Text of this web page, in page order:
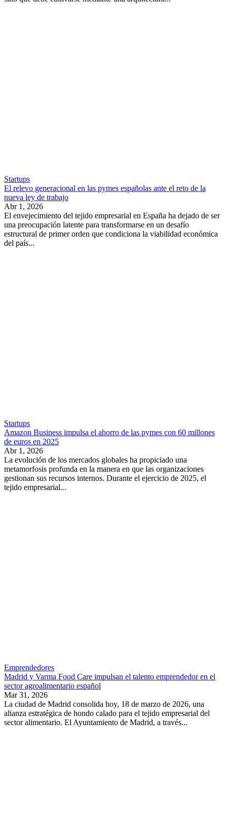
Startups
El relevo generacional en las pymes españolas ante el reto de la
nueva ley de trabajo
Abr 1, 2026
El envejecimiento del tejido empresarial en España ha dejado de ser
una preocupación latente para transformarse en un desafío
estructural de primer orden que condiciona la viabilidad económica
del país...
Startups
Amazon Business impulsa el ahorro de las pymes con 60 millones
de euros en 2025
Abr 1, 2026
La evolución de los mercados globales ha propiciado una
metamorfosis profunda en la manera en que las organizaciones
gestionan sus recursos internos. Durante el ejercicio de 2025, el
tejido empresarial...
Emprendedores
Madrid y Varma Food Care impulsan el talento emprendedor en el
sector agroalimentario español
Mar 31, 2026
La ciudad de Madrid consolida hoy, 18 de marzo de 2026, una
alianza estratégica de hondo calado para el tejido empresarial del
sector alimentario. El Ayuntamiento de Madrid, a través...